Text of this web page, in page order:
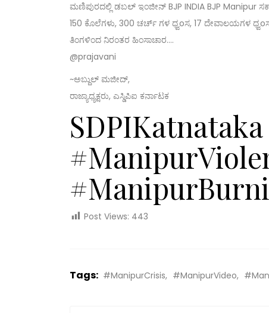
ಮಣಿಪುರದಲ್ಲಿ ಡಬಲ್ ಇಂಜೀನ್ BJP INDIA BJP Manipur
150 ಕೊಲೆಗಳು, 300 ಚರ್ಚ್ ಗಳ ಧ್ವoಸ, 17 ದೇವಾಲಯಗಳ
ತಿಂಗಳಿಂದ ನಿರಂತರ ಹಿಂಸಾಚಾರ….
@prajavani
~ಅಬ್ದುಲ್ ಮಜೀದ್,
ರಾಜ್ಯಾಧ್ಯಕ್ಷರು, ಎಸ್ಡಿಪಿಐ ಕರ್ನಾಟಕ
Post Views: 443
Tags: #ManipurCrisis #ManipurVideo